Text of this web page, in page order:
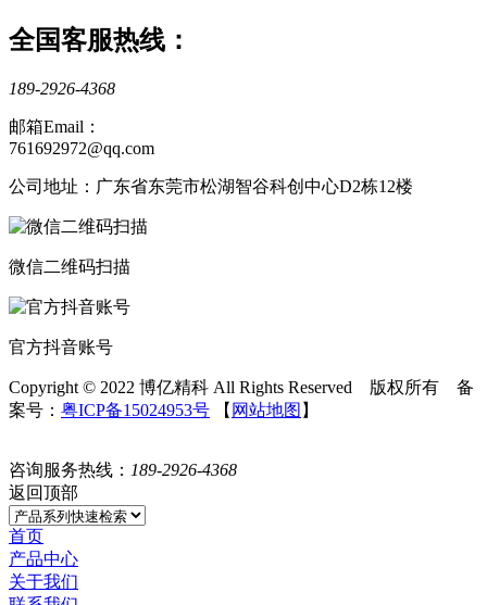
全国客服热线：
189-2926-4368
邮箱Email：
761692972@qq.com
公司地址：广东省东莞市松湖智谷科创中心D2栋12楼
微信二维码扫描
官方抖音账号
Copyright © 2022 博亿精科 All Rights Reserved 版权所有 备
案号： 粤ICP备15024953号 【 网站地图 】
咨询服务热线： 189-2926-4368
返回顶部
首页
产品中心
关于我们